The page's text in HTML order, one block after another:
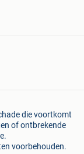
die voortkomt
of ontbrekende
voorbehouden.